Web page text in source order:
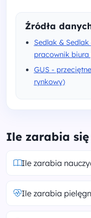
Źródła
Sedlak &
pracownik
GUS -
rynkowy)
Ile zarabia
Ile zarabia
Ile zarabia